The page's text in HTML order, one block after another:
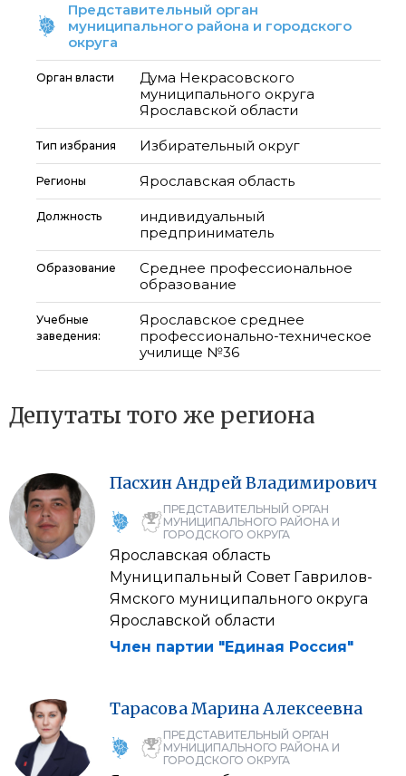
Представительный орган
муниципального района и городского
округа
Орган власти
Дума Некрасовского
муниципального округа
Ярославской области
Тип избрания Избирательный округ
Регионы Ярославская область
Должность
индивидуальный
предприниматель
Образование
Среднее профессиональное
образование
Учебные
заведения:
Ярославское среднее
профессионально-техническое
училище №36
Депутаты того же региона
ПасхинАндрейВладимирович
ПРЕДСТАВИТЕЛЬНЫЙ ОРГАН
МУНИЦИПАЛЬНОГО РАЙОНА И
ГОРОДСКОГО ОКРУГА
Ярославская область
Муниципальный Совет Гаврилов-
Ямского муниципального округа
Ярославской области
Член партии "Единая Россия"
ТарасоваМаринаАлексеевна
ПРЕДСТАВИТЕЛЬНЫЙ ОРГАН
МУНИЦИПАЛЬНОГО РАЙОНА И
ГОРОДСКОГО ОКРУГА